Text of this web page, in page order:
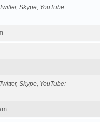
Skype, YouTube
Skype, YouTube